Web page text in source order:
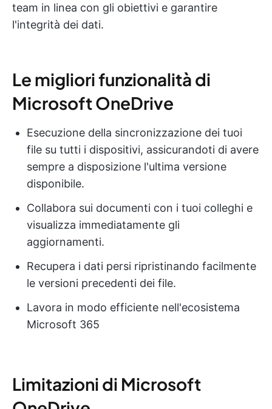
team in linea con gli obiettivi e garantire
l'integrità dei dati.
Le migliori funzionalità di
Microsoft OneDrive
Esecuzione della sincronizzazione dei tuoi
file su tutti i dispositivi, assicurandoti di avere
sempre a disposizione l'ultima versione
disponibile.
Collabora sui documenti con i tuoi colleghi e
visualizza immediatamente gli
aggiornamenti.
Recupera i dati persi ripristinando facilmente
le versioni precedenti dei file.
Lavora in modo efficiente nell'ecosistema
Microsoft 365
Limitazioni di Microsoft